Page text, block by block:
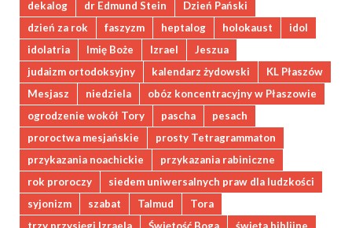
dekalog
dr Edmund Stein
Dzień Pański
dzień za rok
faszyzm heptalog holokaust
idol
idolatria
Imię Boże Izrael
Jeszua
judaizm ortodoksyjny
kalendarz żydowski
KL Płaszów
Mesjasz
niedziela
obóz koncentracyjny w Płaszowie
ogrodzenie wokół Tory
pascha
pesach
proroctwa mesjańskie
prosty Tetragrammaton
przykazania noachickie
przykazania rabiniczne
rok proroczy
siedem uniwersalnych praw dla ludzkości
syjonizm
szabat Talmud
Tora